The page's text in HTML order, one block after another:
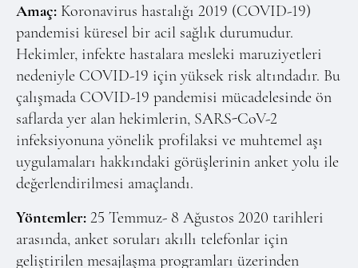
İletişim
FACEBOOK TWITTER YOUTUBE
Amaç: Koronavirus hastalığı 2019 (COVID-19)
pandemisi küresel bir acil sağlık durumudur.
Hekimler, infekte hastalara mesleki maruziyetleri
nedeniyle COVID-19 için yüksek risk altındadır. Bu
çalışmada COVID-19 pandemisi mücadelesinde ön
saflarda yer alan hekimlerin, SARS-CoV-2
infeksiyonuna yönelik profilaksi ve muhtemel aşı
uygulamaları hakkındaki görüşlerinin anket yolu ile
değerlendirilmesi amaçlandı.
Yöntemler: 25 Temmuz- 8 Ağustos 2020 tarihleri
arasında, anket soruları akıllı telefonlar için
geliştirilen mesajlaşma programları üzerinden